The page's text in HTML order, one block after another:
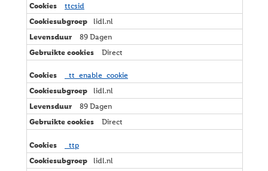
ttcsid
lidl.nl
89 Dagen
Direct
_tt_enable_cookie
lidl.nl
89 Dagen
Direct
_ttp
lidl.nl